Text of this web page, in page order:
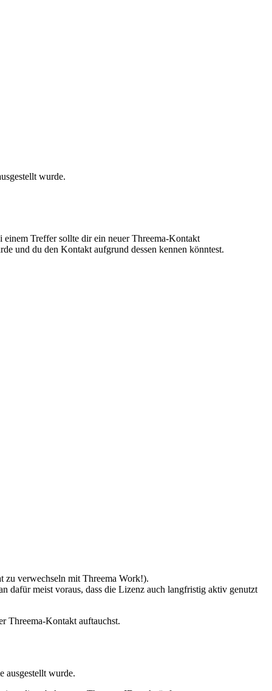
wurde.
Treffer sollte dir ein neuer Threema-Kontakt
und du den Kontakt aufgrund dessen kennen könntest.
zu verwechseln mit Threema Work!).
dafür meist voraus, dass die Lizenz auch langfristig aktiv genutzt
Threema-Kontakt auftauchst.
ausgestellt wurde.